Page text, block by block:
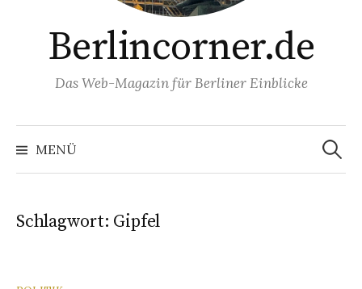
Berlincorner.de
Das Web-Magazin für Berliner Einblicke
MENÜ
Suchen
nach:
Schlagwort: Gipfel